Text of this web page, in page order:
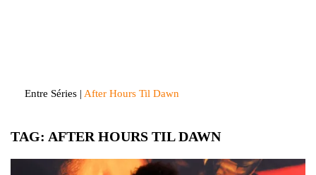
Entre Séries | After Hours Til Dawn
TAG: AFTER HOURS TIL DAWN